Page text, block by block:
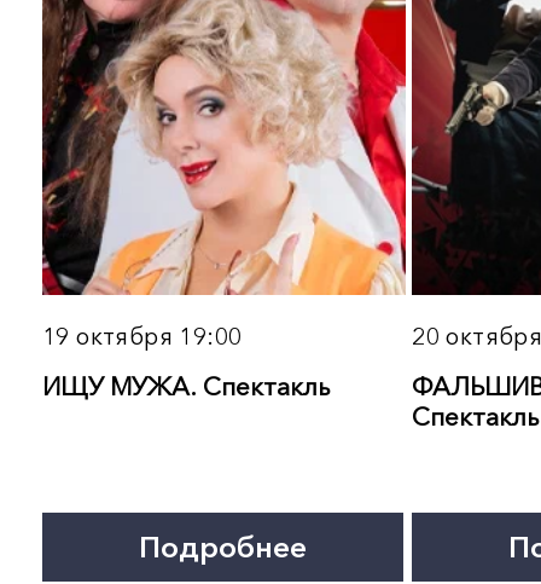
7 ноября 18:00
Подробнее
8 ноября 19:00
ДМИТРИЙ КОЛДУН.
Подробнее